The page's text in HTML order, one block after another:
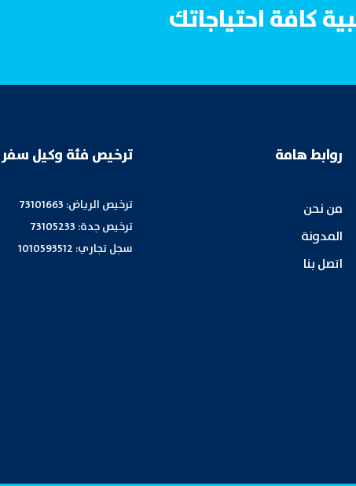
كافة احتياجاتك
روابط هامة
من نحن
المدونة
اتصل بنا
ترخيص فئة وكيل سفر
ترخيص الرياض: 73101663
ترخيص جدة: 73105233
سجل تجاري: 1010593512